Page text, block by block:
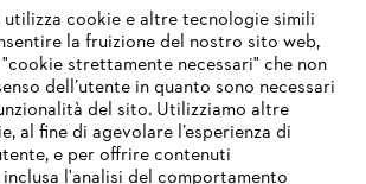
cookie e altre tecnologie simili
la fruizione del nostro sito web,
strettamente necessari" che non
dell’utente in quanto sono necessari
del sito. Utilizziamo altre
al fine di agevolare l’esperienza di
e per offrire contenuti
l'analisi del comportamento